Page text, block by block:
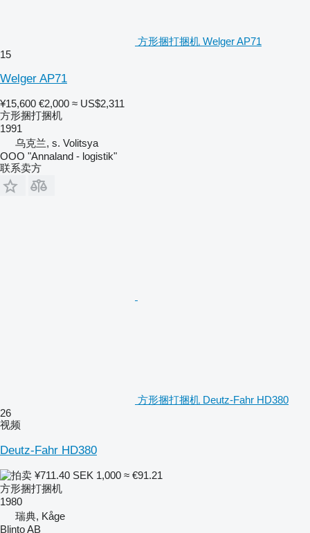
方形捆打捆机 Welger AP71
15
Welger AP71
¥15,600 €2,000 ≈ US$2,311
方形捆打捆机
1991
乌克兰, s. Volitsya
OOO "Annaland - logistik"
联系卖方
方形捆打捆机 Deutz-Fahr HD380
26
视频
Deutz-Fahr HD380
¥711.40 SEK 1,000 ≈ €91.21
方形捆打捆机
1980
瑞典, Kåge
Blinto AB